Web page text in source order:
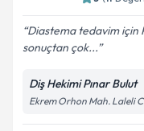
Diastema tedavim için
sonuçtan çok...
Diş Hekimi Pınar Bulut
Ekrem Orhon Mah. Laleli